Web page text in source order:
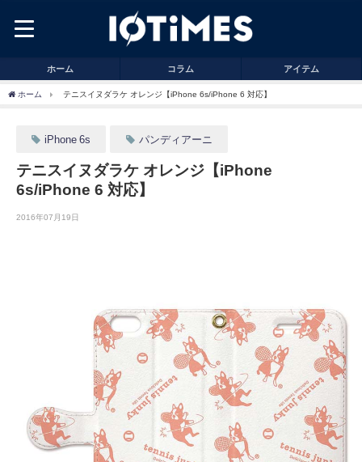
ホーム コラム アイテム
ホーム テニスイヌダラケ オレンジ【iPhone 6s/iPhone 6 対応】
iPhone 6s パンディアーニ
テニスイヌダラケ オレンジ【iPhone
6s/iPhone 6 対応】
2016年07月19日